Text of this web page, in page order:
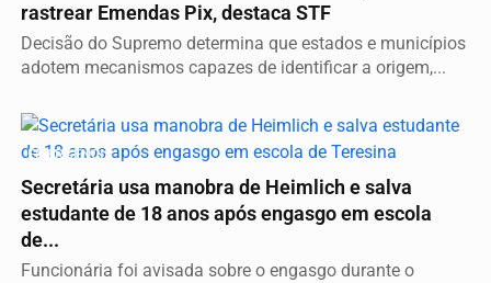
rastrear Emendas Pix, destaca STF
Decisão do Supremo determina que estados e municípios
adotem mecanismos capazes de identificar a origem,...
EMERGÊNCIA
Secretária usa manobra de Heimlich e salva
estudante de 18 anos após engasgo em escola
de...
Funcionária foi avisada sobre o engasgo durante o